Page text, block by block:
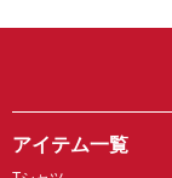
アイテム一覧